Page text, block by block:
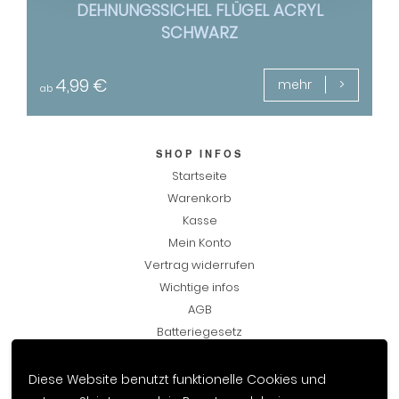
Diese Website benutzt funktionelle Cookies und
DEHNUNGSSICHEL FLÜGEL ACRYL
SCHWARZ
ab 4,99 € mehr
SHOP INFOS
Startseite
Warenkorb
Kasse
Mein Konto
Vertrag widerrufen
Wichtige infos
AGB
Batteriegesetz
Datenschutzerklärung
Impressum